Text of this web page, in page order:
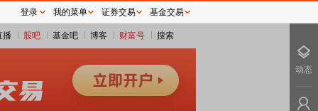
播 股吧 基金吧 博客 财富号 搜索
登录 我的菜单 证券交易 基金交易
动态